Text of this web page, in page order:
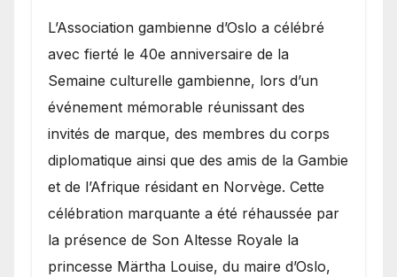
​L’Association gambienne d’Oslo a célébré
avec fierté le 40e anniversaire de la
Semaine culturelle gambienne, lors d’un
événement mémorable réunissant des
invités de marque, des membres du corps
diplomatique ainsi que des amis de la Gambie
et de l’Afrique résidant en Norvège. Cette
célébration marquante a été réhaussée par
la présence de Son Altesse Royale la
princesse Märtha Louise, du maire d’Oslo,